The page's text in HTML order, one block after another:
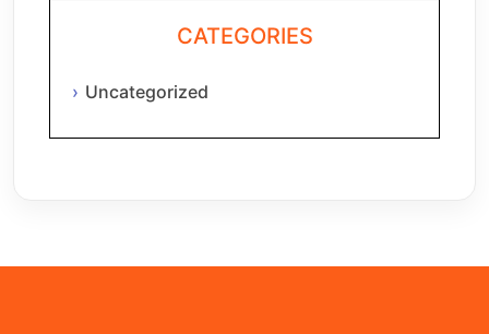
CATEGORIES
Uncategorized